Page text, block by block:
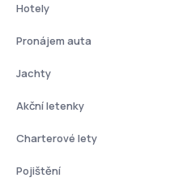
Hotely
Pronájem auta
Jachty
Akční letenky
Charterové lety
Pojištění